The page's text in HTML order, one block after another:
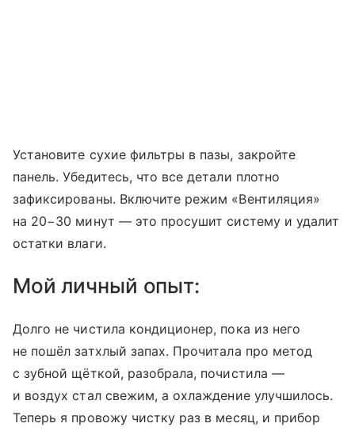
Установите сухие фильтры в пазы, закройте
панель. Убедитесь, что все детали плотно
зафиксированы. Включите режим «Вентиляция»
на 20−30 минут — это просушит систему и удалит
остатки влаги.
Мой личный опыт:
Долго не чистила кондиционер, пока из него
не пошёл затхлый запах. Прочитала про метод
с зубной щёткой, разобрала, почистила —
и воздух стал свежим, а охлаждение улучшилось.
Теперь я провожу чистку раз в месяц, и прибор